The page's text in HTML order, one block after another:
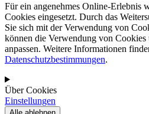
Für ein angenehmes Online-Erlebnis
Cookies eingesetzt. Durch das
Sie sich mit der Verwendung von
können die Verwendung von Cookies
anpassen. Weitere Informationen
Datenschutzbestimmungen.
Über Cookies
Einstellungen